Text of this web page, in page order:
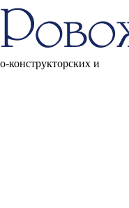
конструкторских и